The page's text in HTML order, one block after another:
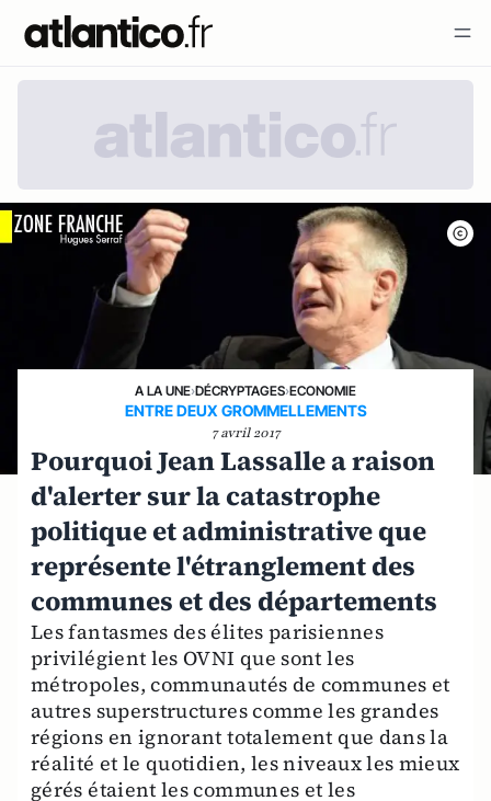
A LA UNE›DÉCRYPTAGES›ECONOMIE
ENTRE DEUX GROMMELLEMENTS
7 avril 2017
Pourquoi Jean Lassalle a raison
d'alerter sur la catastrophe
politique et administrative que
représente l'étranglement des
communes et des départements
Les fantasmes des élites parisiennes
privilégient les OVNI que sont les
métropoles, communautés de communes et
autres superstructures comme les grandes
régions en ignorant totalement que dans la
réalité et le quotidien, les niveaux les mieux
gérés étaient les communes et les